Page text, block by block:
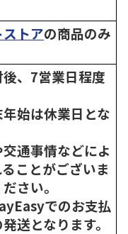
トアの商品のみ
、7営業日程度
始は休業日とな
通事情などによ
ことがございま
さい。
でのお支払
送となります。